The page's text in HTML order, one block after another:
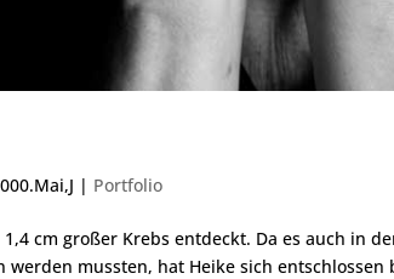
| Portfolio
cm großer Krebs entdeckt. Da es auch in
werden mussten, hat Heike sich